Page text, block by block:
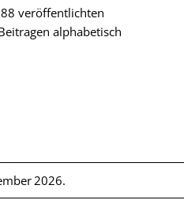
veröffentlichten
alphabetisch
2026.